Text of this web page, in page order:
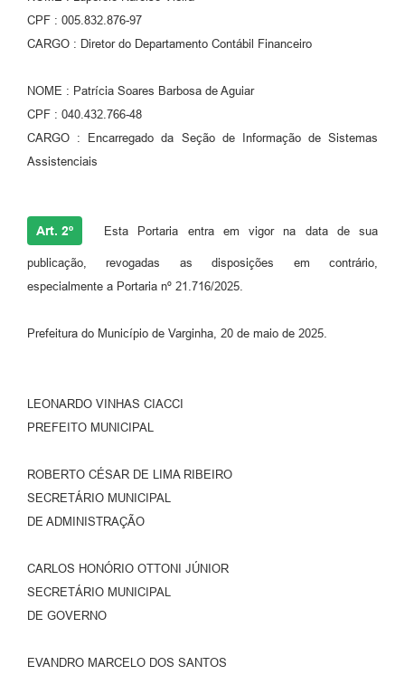
CPF : 005.832.876-97
CARGO : Diretor do Departamento Contábil Financeiro
NOME : Patrícia Soares Barbosa de Aguiar
CPF : 040.432.766-48
CARGO : Encarregado da Seção de Informação de Sistemas
Assistenciais
Art. 2º Esta Portaria entra em vigor na data de sua
publicação, revogadas as disposições em contrário,
especialmente a Portaria nº 21.716/2025.
Prefeitura do Município de Varginha, 20 de maio de 2025.
LEONARDO VINHAS CIACCI
PREFEITO MUNICIPAL
ROBERTO CÉSAR DE LIMA RIBEIRO
SECRETÁRIO MUNICIPAL
DE ADMINISTRAÇÃO
CARLOS HONÓRIO OTTONI JÚNIOR
SECRETÁRIO MUNICIPAL
DE GOVERNO
EVANDRO MARCELO DOS SANTOS